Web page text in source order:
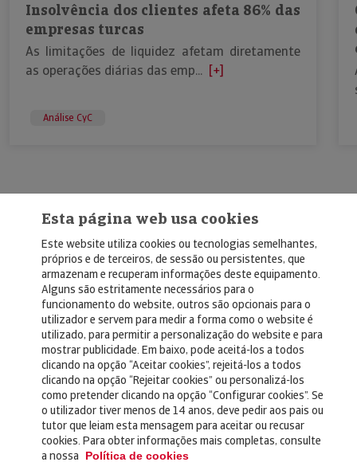
Insolvência dos clientes afeta 86% das
empresas turcas
As limitações de liquidez afetam diretamente
as operações diárias das emp... [+]
Análise CyC
© Copyright 2026, Crédito y Caución
Aviso Legal
Política de Privacidad
RGPD
Política de Cookies
Seguros
Esta página web usa cookies
Este website utiliza cookies ou tecnologias semelhantes,
próprios e de terceiros, de sessão ou persistentes, que
armazenam e recuperam informações deste equipamento.
Alguns são estritamente necessários para o
funcionamento do website, outros são opcionais para o
utilizador e servem para medir a forma como o website é
utilizado, para permitir a personalização do website e para
mostrar publicidade. Em baixo, pode aceitá-los a todos
clicando na opção “Aceitar cookies”, rejeitá-los a todos
clicando na opção “Rejeitar cookies” ou personalizá-los
como pretender clicando na opção “Configurar cookies”. Se
o utilizador tiver menos de 14 anos, deve pedir aos pais ou
tutor que leiam esta mensagem para aceitar ou recusar
cookies. Para obter informações mais completas, consulte
a nossa
Política de cookies